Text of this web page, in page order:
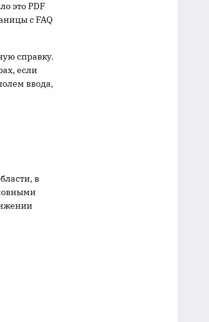
это PDF
с FAQ
справку.
если
ввода,
в